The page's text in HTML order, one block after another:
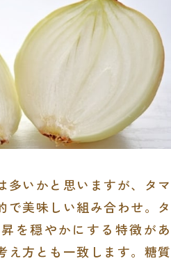
多いかと思いますが、タマ
で美味しい組み合わせ。タ
を穏やかにする特徴があ
え方とも一致します。糖質